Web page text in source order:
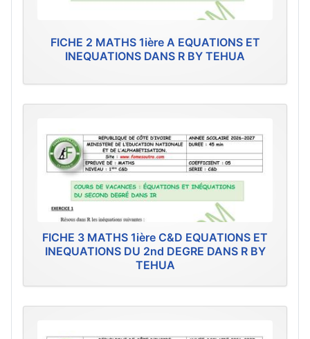
FICHE 2 MATHS 1ière A EQUATIONS ET
INEQUATIONS DANS R BY TEHUA
FICHE 3 MATHS 1ière C&D EQUATIONS ET
INEQUATIONS DU 2nd DEGRE DANS R BY
TEHUA